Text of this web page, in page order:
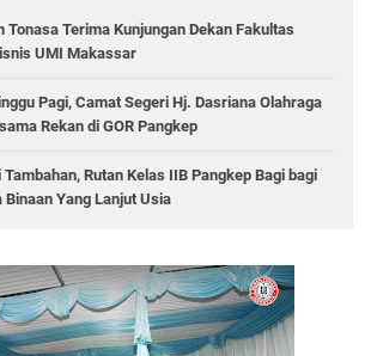
Tonasa Terima Kunjungan Dekan Fakultas
UMI Makassar
Pagi, Camat Segeri Hj. Dasriana Olahraga
Rekan di GOR Pangkep
Rutan Kelas IIB Pangkep Bagi bagi
Binaan Yang Lanjut Usia